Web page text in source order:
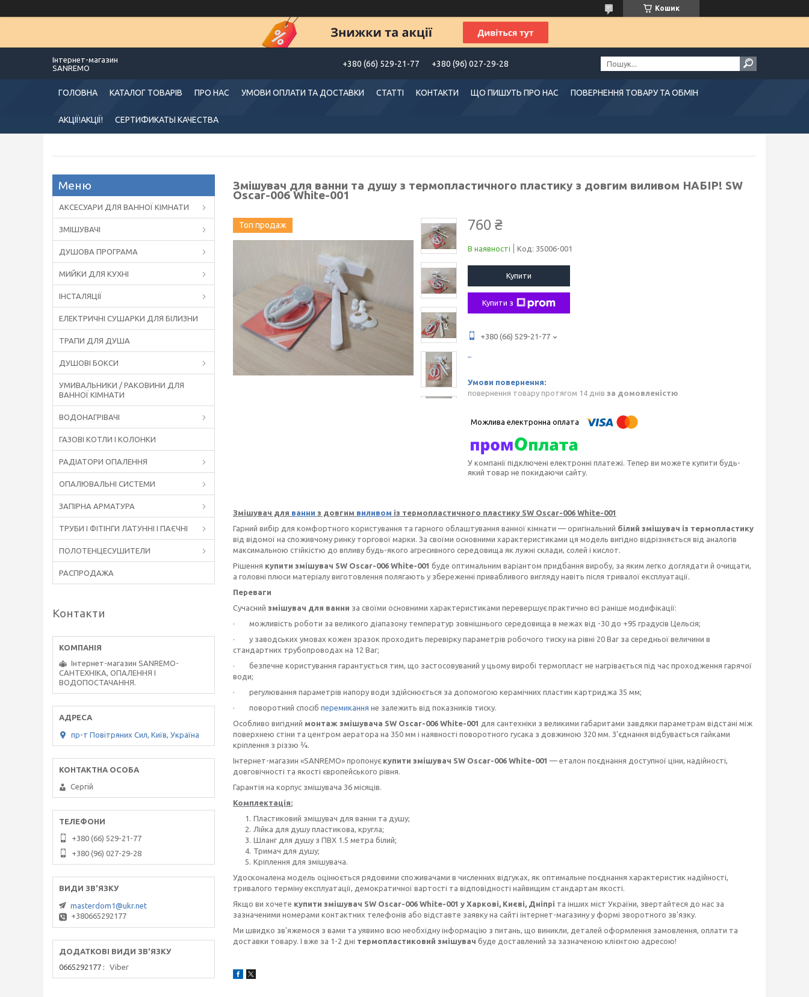
Кошик
Інтернет-магазин
SANREMO
+380 (66) 529-21-77 +380 (96) 027-29-28
ГОЛОВНА КАТАЛОГ ТОВАРІВ ПРО НАС УМОВИ ОПЛАТИ ТА ДОСТАВКИ СТАТТІ КОНТАКТИ ЩО ПИШУТЬ ПРО НАС ПОВЕРНЕННЯ ТОВАРУ ТА ОБМІН
АКЦІЇ!АКЦІЇ! СЕРТИФИКАТЫ КАЧЕСТВА
Змішувач для ванни та душу з термопластичного пластику з довгим виливом НАБІР! SW
Oscar-006 White-001
Топ продаж 760 ₴
В наявності Код: 35006-001
Купити
Купити з
+380 (66) 529-21-77
повернення товару протягом 14 днів за домовленістю
У компанії підключені електронні платежі. Тепер ви можете купити будь-
який товар не покидаючи сайту.
Змішувач для ванни з довгим виливом із термопластичного пластику SW Oscar-006 White-001
Гарний вибір для комфортного користування та гарного облаштування ванної кімнати — оригінальний білий змішувач із термопластику
від відомої на споживчому ринку торгової марки. За своїми основними характеристиками ця модель вигідно відрізняється від аналогів
максимальною стійкістю до впливу будь-якого агресивного середовища як лужні склади, солей і кислот.
Рішення купити змішувач SW Oscar-006 White-001 буде оптимальним варіантом придбання виробу, за яким легко доглядати й очищати,
а головні плюси матеріалу виготовлення полягають у збереженні привабливого вигляду навіть після тривалої експлуатації.
Переваги
Сучасний змішувач для ванни за своїми основними характеристиками перевершує практично всі раніше модифікації:
· можливість роботи за великого діапазону температур зовнішнього середовища в межах від -30 до +95 градусів Цельсія;
· у заводських умовах кожен зразок проходить перевірку параметрів робочого тиску на рівні 20 Bar за середньої величини в
стандартних трубопроводах на 12 Bar;
· безпечне користування гарантується тим, що застосовуваний у цьому виробі термопласт не нагрівається під час проходження гарячої
води;
· регулювання параметрів напору води здійснюється за допомогою керамічних пластин картриджа 35 мм;
· поворотний спосіб перемикання не залежить від показників тиску.
Особливо вигідний монтаж змішувача SW Oscar-006 White-001 для сантехніки з великими габаритами завдяки параметрам відстані між
поверхнею стіни та центром аератора на 350 мм і наявності поворотного гусака з довжиною 320 мм. З'єднання відбувається гайками
кріплення з різзю 3⁄4.
Інтернет-магазин «SANREMO» пропонує купити змішувач SW Oscar-006 White-001 — еталон поєднання доступної ціни, надійності,
довговічності та якості європейського рівня.
Гарантія на корпус змішувача 36 місяців.
Комплектація:
Пластиковий змішувач для ванни та душу;
Лійка для душу пластикова, кругла;
Шланг для душу з ПВХ 1.5 метра білий;
Тримач для душу;
Кріплення для змішувача.
Удосконалена модель оцінюється рядовими споживачами в численних відгуках, як оптимальне поєднання характеристик надійності,
тривалого терміну експлуатації, демократичної вартості та відповідності найвищим стандартам якості.
Якщо ви хочете купити змішувач SW Oscar-006 White-001 у Харкові, Києві, Дніпрі та інших міст України, звертайтеся до нас за
зазначеними номерами контактних телефонів або відставте заявку на сайті інтернет-магазину у формі зворотного зв'язку.
Ми швидко зв'яжемося з вами та уявимо всю необхідну інформацію з питань, що виникли, деталей оформлення замовлення, оплати та
доставки товару. І вже за 1-2 дні термопластиковий змішувач буде доставлений за зазначеною клієнтою адресою!
АКСЕСУАРИ ДЛЯ ВАННОЇ КІМНАТИ
ЗМІШУВАЧІ
ДУШОВА ПРОГРАМА
МИЙКИ ДЛЯ КУХНІ
ІНСТАЛЯЦІЇ
ЕЛЕКТРИЧНІ СУШАРКИ ДЛЯ БІЛИЗНИ
ТРАПИ ДЛЯ ДУША
ДУШОВІ БОКСИ
УМИВАЛЬНИКИ / РАКОВИНИ ДЛЯ
ВАННОЇ КІМНАТИ
ВОДОНАГРІВАЧІ
ГАЗОВІ КОТЛИ І КОЛОНКИ
РАДІАТОРИ ОПАЛЕННЯ
ОПАЛЮВАЛЬНІ СИСТЕМИ
ЗАПІРНА АРМАТУРА
ТРУБИ І ФІТІНГИ ЛАТУННІ І ПАЄЧНІ
ПОЛОТЕНЦЕСУШИТЕЛИ
РАСПРОДАЖА
Контакти
Інтернет-магазин SANREMO-
САНТЕХНІКА, ОПАЛЕННЯ І
ВОДОПОСТАЧАННЯ.
пр-т Повiтряних Сил, Київ, Україна
Сергiй
+380 (66) 529-21-77
+380 (96) 027-29-28
masterdom1@ukr.net
+380665292177
0665292177 Viber